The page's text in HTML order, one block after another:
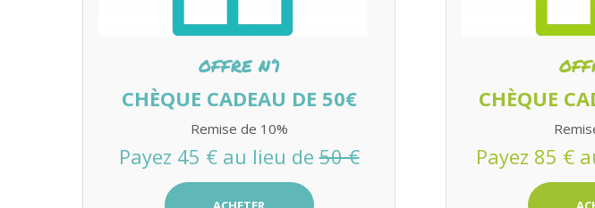
OFFRE N°1
CHÈQUE CADEAU DE 50€
Remise de 10%
Payez 45 € au lieu de50 €
CHÈQUE
Payez 85 €